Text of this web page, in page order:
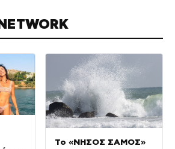
Το «ΝΗΣΟΣ ΣΑΜΟΣ»